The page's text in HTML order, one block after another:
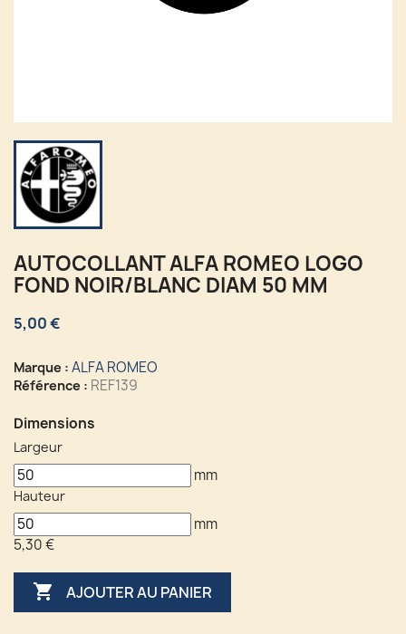
AUTOCOLLANT ALFA ROMEO LOGO
FOND NOIR/BLANC DIAM 50 MM
5,00 €
Marque : ALFA ROMEO
Référence : REF139
Dimensions
Largeur
mm
Hauteur
mm
5,30 €
 AJOUTER AU PANIER